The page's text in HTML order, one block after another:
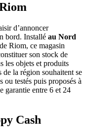
d’annoncer
bord. Installé au Nord
Riom, ce magasin
son stock de
les objets et produits
de la région souhaitent se
ou testés puis proposés à
garantie entre 6 et 24
Cash